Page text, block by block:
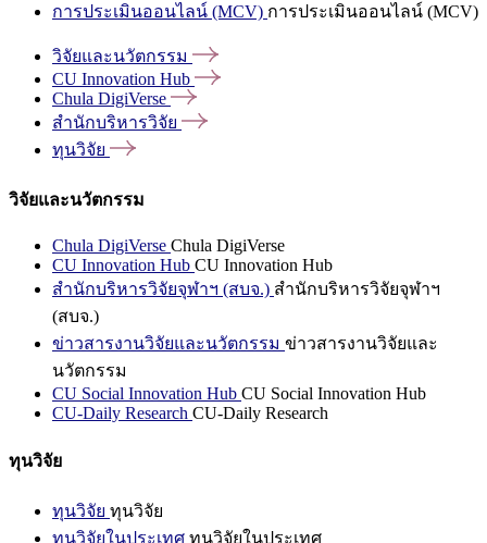
การประเมินออนไลน์ (MCV) การประเมินออนไลน์ (MCV)
วิจัยและนวัตกรรม
CU Innovation Hub
Chula DigiVerse
สำนักบริหารวิจัย
ทุนวิจัย
วิจัยและนวัตกรรม
Chula DigiVerse Chula DigiVerse
CU Innovation Hub CU Innovation Hub
สำนักบริหารวิจัยจุฬาฯ (สบจ.) สำนักบริหารวิจัยจุฬาฯ
(สบจ.)
ข่าวสารงานวิจัยและนวัตกรรม ข่าวสารงานวิจัยและ
นวัตกรรม
CU Social Innovation Hub CU Social Innovation Hub
CU-Daily Research CU-Daily Research
ทุนวิจัย
ทุนวิจัย ทุนวิจัย
ทุนวิจัยในประเทศ ทุนวิจัยในประเทศ